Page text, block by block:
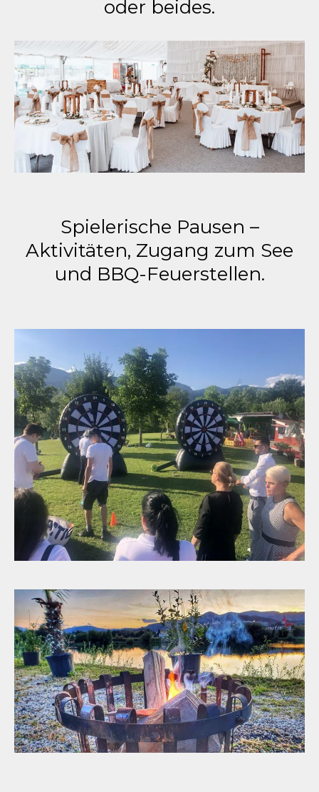
oder beides.
Spielerische Pausen –
Aktivitäten, Zugang zum See
und BBQ-Feuerstellen.